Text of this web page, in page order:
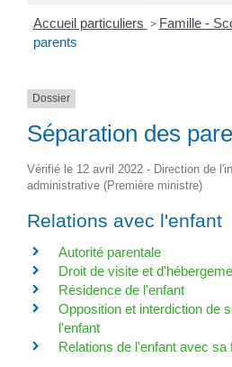
Accueil particuliers > Famille -
parents
Dossier
Séparation des
Vérifié le 12 avril 2022 - Direction de
administrative (Première ministre)
Relations avec l'enfant
Autorité parentale
Droit de visite et
Résidence de l'enfant
Opposition et interdiction de
l'enfant
Relations de l'enfant avec